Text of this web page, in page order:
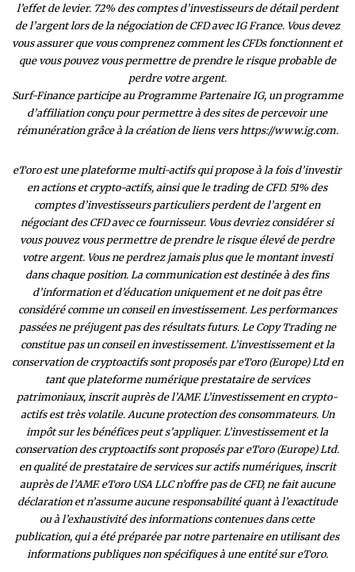
l’effet de levier. 72% des comptes d’investisseurs de détail perdent
de l’argent lors de la négociation de CFD avec IG France. Vous devez
vous assurer que vous comprenez comment les CFDs fonctionnent et
que vous pouvez vous permettre de prendre le risque probable de
perdre votre argent.
Surf-Finance participe au Programme Partenaire IG, un programme
d’affiliation conçu pour permettre à des sites de percevoir une
rémunération grâce à la création de liens vers https://www.ig.com.
eToro est une plateforme multi-actifs qui propose à la fois d’investir
en actions et crypto-actifs, ainsi que le trading de CFD. 51% des
comptes d’investisseurs particuliers perdent de l’argent en
négociant des CFD avec ce fournisseur. Vous devriez considérer si
vous pouvez vous permettre de prendre le risque élevé de perdre
votre argent. Vous ne perdrez jamais plus que le montant investi
dans chaque position. La communication est destinée à des fins
d’information et d’éducation uniquement et ne doit pas être
considéré comme un conseil en investissement. Les performances
passées ne préjugent pas des résultats futurs. Le Copy Trading ne
constitue pas un conseil en investissement. L’investissement et la
conservation de cryptoactifs sont proposés par eToro (Europe) Ltd en
tant que plateforme numérique prestataire de services
patrimoniaux, inscrit auprès de l’AMF. L’investissement en crypto-
actifs est très volatile. Aucune protection des consommateurs. Un
impôt sur les bénéfices peut s’appliquer. L’investissement et la
conservation des cryptoactifs sont proposés par eToro (Europe) Ltd.
en qualité de prestataire de services sur actifs numériques, inscrit
auprès de l’AMF. eToro USA LLC n’offre pas de CFD, ne fait aucune
déclaration et n’assume aucune responsabilité quant à l’exactitude
ou à l’exhaustivité des informations contenues dans cette
publication, qui a été préparée par notre partenaire en utilisant des
informations publiques non spécifiques à une entité sur eToro.